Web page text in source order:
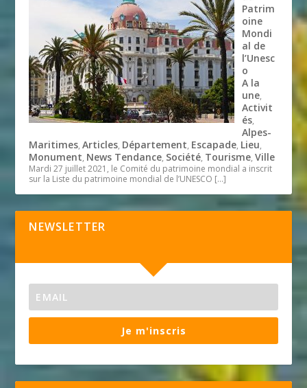
Patrim
oine
Mondi
al de
l’Unesc
o
A la
une,
Activit
és,
Alpes-
Maritimes,Articles, Département, Escapade, Lieu,
Monument, News Tendance, Société, Tourisme,Ville
Mardi 27 juillet 2021, le Comité du patrimoine mondial a inscrit
sur la Liste du patrimoine mondial de l’UNESCO […]
NEWSLETTER
Je m'inscris